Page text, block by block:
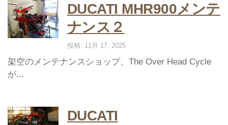
DUCATI MHR900メンテ
ナンス２
投稿: 11月 17, 2025
架空のメンテナンスショップ、The Over Head Cycle
が...
DUCATI